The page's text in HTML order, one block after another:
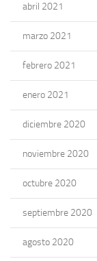
abril 2021
marzo 2021
febrero 2021
enero 2021
diciembre 2020
noviembre 2020
octubre 2020
septiembre 2020
agosto 2020